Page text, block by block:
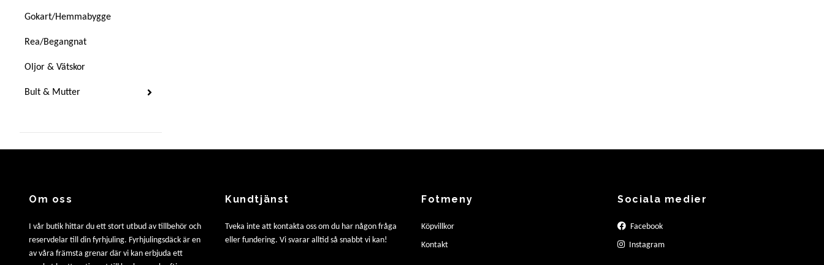
Gokart/Hemmabygge
Rea/Begangnat
Oljor & Vätskor
Bult & Mutter
Om oss
I vår butik hittar du ett stort utbud av tillbehör och
reservdelar till din fyrhjuling. Fyrhjulingsdäck är en
av våra främsta grenar där vi kan erbjuda ett
Kundtjänst
Tveka inte att kontakta oss om du har någon fråga
eller fundering. Vi svarar alltid så snabbt vi kan!
Fotmeny
Köpvillkor
Kontakt
Sociala medier
Facebook
Instagram